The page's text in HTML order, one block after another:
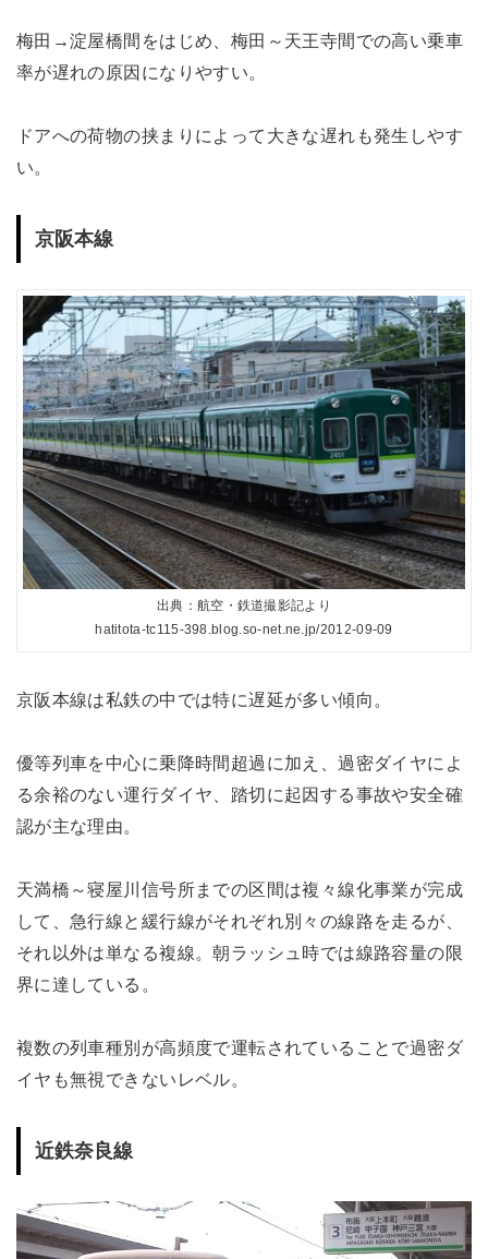
梅田→淀屋橋間をはじめ、梅田～天王寺間での高い乗車
率が遅れの原因になりやすい。
ドアへの荷物の挟まりによって大きな遅れも発生しやす
い。
京阪本線
出典：航空・鉄道撮影記より
hatitota-tc115-398.blog.so-net.ne.jp/2012-09-09
京阪本線は私鉄の中では特に遅延が多い傾向。
優等列車を中心に乗降時間超過に加え、過密ダイヤによ
る余裕のない運行ダイヤ、踏切に起因する事故や安全確
認が主な理由。
天満橋～寝屋川信号所までの区間は複々線化事業が完成
して、急行線と緩行線がそれぞれ別々の線路を走るが、
それ以外は単なる複線。朝ラッシュ時では線路容量の限
界に達している。
複数の列車種別が高頻度で運転されていることで過密ダ
イヤも無視できないレベル。
近鉄奈良線